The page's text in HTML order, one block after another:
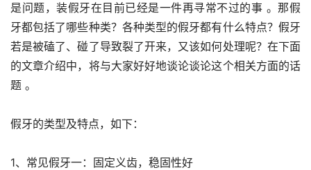
是问题，装假牙在目前已经是一件再寻常不过的事 。那假
牙都包括了哪些种类？各种类型的假牙都有什么特点？假牙
若是被磕了、碰了导致裂了开来，又该如何处理呢？在下面
的文章介绍中，将与大家好好地谈论谈论这个相关方面的话
题 。
假牙的类型及特点，如下：
1、常见假牙一：固定义齿，稳固性好